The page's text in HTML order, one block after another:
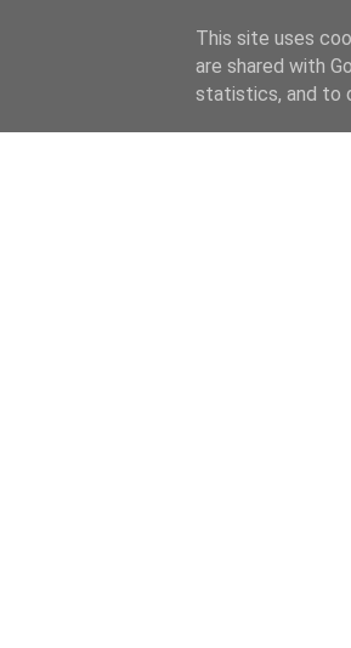
This site uses
are shared with
statistics, and to